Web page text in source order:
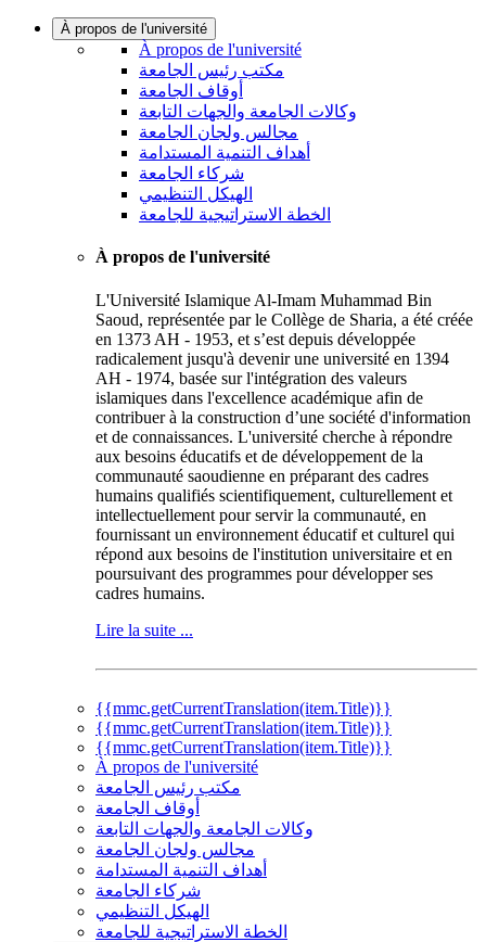
À propos de l'université
À propos de l'université
مكتب رئيس الجامعة
أوقاف الجامعة
وكالات الجامعة والجهات التابعة
مجالس ولجان الجامعة
أهداف التنمية المستدامة
شركاء الجامعة
الهيكل التنظيمي
الخطة الاستراتيجية للجامعة
À propos de l'université
L'Université Islamique Al-Imam Muhammad Bin
Saoud, représentée par le Collège de Sharia, a été créée
en 1373 AH - 1953, et s’est depuis développée
radicalement jusqu'à devenir une université en 1394
AH - 1974, basée sur l'intégration des valeurs
islamiques dans l'excellence académique afin de
contribuer à la construction d’une société d'information
et de connaissances. L'université cherche à répondre
aux besoins éducatifs et de développement de la
communauté saoudienne en préparant des cadres
humains qualifiés scientifiquement, culturellement et
intellectuellement pour servir la communauté, en
fournissant un environnement éducatif et culturel qui
répond aux besoins de l'institution universitaire et en
poursuivant des programmes pour développer ses
cadres humains.
Lire la suite ...
{{mmc.getCurrentTranslation(item.Title)}}
{{mmc.getCurrentTranslation(item.Title)}}
{{mmc.getCurrentTranslation(item.Title)}}
À propos de l'université
مكتب رئيس الجامعة
أوقاف الجامعة
وكالات الجامعة والجهات التابعة
مجالس ولجان الجامعة
أهداف التنمية المستدامة
شركاء الجامعة
الهيكل التنظيمي
الخطة الاستراتيجية للجامعة